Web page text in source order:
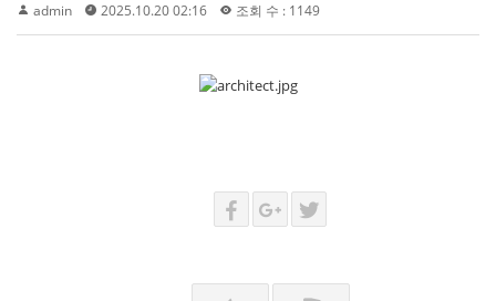
admin 2025.10.20 02:16 조회 수 : 1149